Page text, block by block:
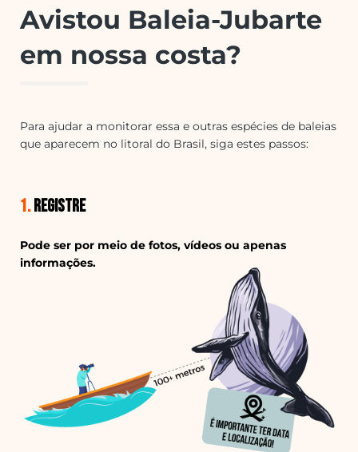
Avistou Baleia-Jubarte
em nossa costa?
Para ajudar a monitorar essa e outras espécies de baleias
que aparecem no litoral do Brasil, siga estes passos:
1.Registre
Pode ser por meio de fotos, vídeos ou apenas
informações.